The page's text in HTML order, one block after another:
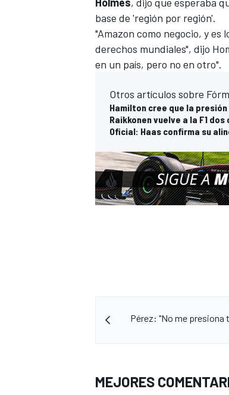
MÁS CATEGORÍAS
base de 'región por región'.
"Amazon como negocio, y
derechos mundiales", dijo
en un país, pero no en otro".
Otros artículos sobre
Hamilton cree que la
Raikkonen vuelve a la F1
Oficial: Haas confirma su
Pérez: "No me presiona
MEJORES